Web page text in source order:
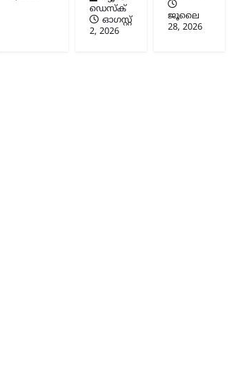
ഡെസ്ക്
ഓഗസ്റ്റ്‌
2, 2026
ജൂലൈ
28, 2026